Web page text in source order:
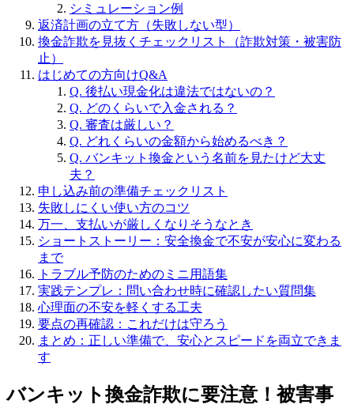
シミュレーション例
返済計画の立て方（失敗しない型）
換金詐欺を見抜くチェックリスト（詐欺対策・被害防
止）
はじめての方向けQ&A
Q. 後払い現金化は違法ではないの？
Q. どのくらいで入金される？
Q. 審査は厳しい？
Q. どれくらいの金額から始めるべき？
Q. バンキット換金という名前を見たけど大丈
夫？
申し込み前の準備チェックリスト
失敗しにくい使い方のコツ
万一、支払いが厳しくなりそうなとき
ショートストーリー：安全換金で不安が安心に変わる
まで
トラブル予防のためのミニ用語集
実践テンプレ：問い合わせ時に確認したい質問集
心理面の不安を軽くする工夫
要点の再確認：これだけは守ろう
まとめ：正しい準備で、安心とスピードを両立できま
す
バンキット換金詐欺に要注意！被害事